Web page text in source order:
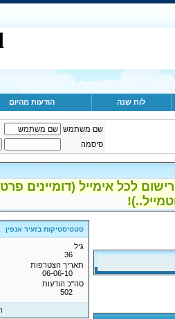
לוח שנה הודעות מהיום
שם משתמש
סיסמה
לכל אימייל (דומיינים
סטטיסטיקות בזעיר אנפין
גיל
36
תאריך הצטרפות
06-06-10
סה"כ הודעות
502